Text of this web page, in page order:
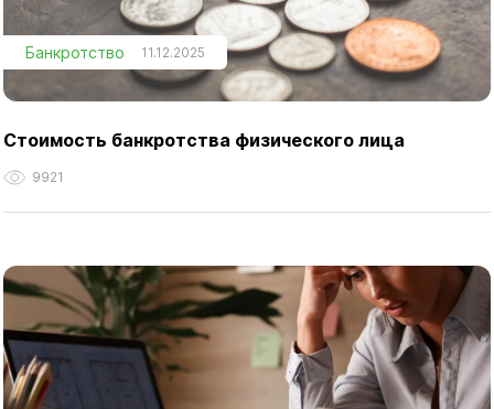
Банкротство 11.12.2025
Стоимость банкротства физического лица
9921